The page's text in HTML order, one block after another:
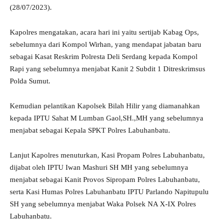
(28/07/2023).
Kapolres mengatakan, acara hari ini yaitu sertijab Kabag Ops,
sebelumnya dari Kompol Wirhan, yang mendapat jabatan baru
sebagai Kasat Reskrim Polresta Deli Serdang kepada Kompol
Rapi yang sebelumnya menjabat Kanit 2 Subdit 1 Ditreskrimsus
Polda Sumut.
Kemudian pelantikan Kapolsek Bilah Hilir yang diamanahkan
kepada IPTU Sahat M Lumban Gaol,SH.,MH yang sebelumnya
menjabat sebagai Kepala SPKT Polres Labuhanbatu.
Lanjut Kapolres menuturkan, Kasi Propam Polres Labuhanbatu,
dijabat oleh IPTU Iwan Mashuri SH MH yang sebelumnya
menjabat sebagai Kanit Provos Sipropam Polres Labuhanbatu,
serta Kasi Humas Polres Labuhanbatu IPTU Parlando Napitupulu
SH yang sebelumnya menjabat Waka Polsek NA X-IX Polres
Labuhanbatu.